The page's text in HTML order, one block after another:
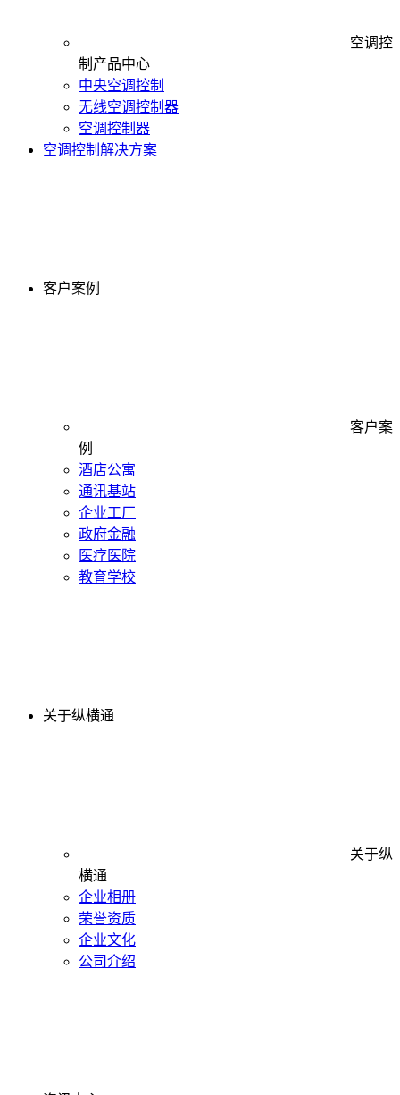
空调控
制产品中心
中央空调控制
无线空调控制器
空调控制器
空调控制解决方案
客户案例
客户案
例
酒店公寓
通讯基站
企业工厂
政府金融
医疗医院
教育学校
关于纵横通
关于纵
横通
企业相册
荣誉资质
企业文化
公司介绍